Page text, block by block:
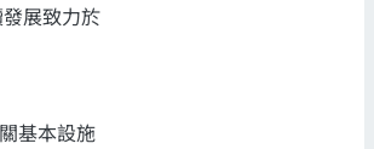
展致力於
基本設施